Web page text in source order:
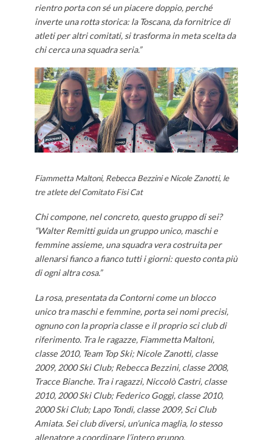
rientro porta con sé un piacere doppio, perché
inverte una rotta storica: la Toscana, da fornitrice di
atleti per altri comitati, si trasforma in meta scelta da
chi cerca una squadra seria.”
Fiammetta Maltoni, Rebecca Bezzini e Nicole Zanotti, le
tre atlete del Comitato Fisi Cat
Chi compone, nel concreto, questo gruppo di sei?
“Walter Remitti guida un gruppo unico, maschi e
femmine assieme, una squadra vera costruita per
allenarsi fianco a fianco tutti i giorni: questo conta più
di ogni altra cosa.”
La rosa, presentata da Contorni come un blocco
unico tra maschi e femmine, porta sei nomi precisi,
ognuno con la propria classe e il proprio sci club di
riferimento. Tra le ragazze, Fiammetta Maltoni,
classe 2010, Team Top Ski; Nicole Zanotti, classe
2009, 2000 Ski Club; Rebecca Bezzini, classe 2008,
Tracce Bianche. Tra i ragazzi, Niccolò Castri, classe
2010, 2000 Ski Club; Federico Goggi, classe 2010,
2000 Ski Club; Lapo Tondi, classe 2009, Sci Club
Amiata. Sei club diversi, un’unica maglia, lo stesso
allenatore a coordinare l’intero gruppo.